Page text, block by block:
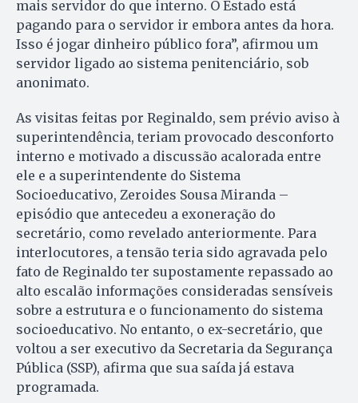
mais servidor do que interno. O Estado está
pagando para o servidor ir embora antes da hora.
Isso é jogar dinheiro público fora”, afirmou um
servidor ligado ao sistema penitenciário, sob
anonimato.
As visitas feitas por Reginaldo, sem prévio aviso à
superintendência, teriam provocado desconforto
interno e motivado a discussão acalorada entre
ele e a superintendente do Sistema
Socioeducativo, Zeroides Sousa Miranda –
episódio que antecedeu a exoneração do
secretário, como revelado anteriormente. Para
interlocutores, a tensão teria sido agravada pelo
fato de Reginaldo ter supostamente repassado ao
alto escalão informações consideradas sensíveis
sobre a estrutura e o funcionamento do sistema
socioeducativo. No entanto, o ex-secretário, que
voltou a ser executivo da Secretaria da Segurança
Pública (SSP), afirma que sua saída já estava
programada.